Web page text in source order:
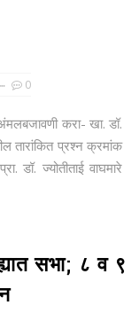
0
करा- खा. डॉ.
तारांकित प्रश्न क्रमांक
डॉ. ज्योतीताई वाघमारे
सभा; ८ व ९